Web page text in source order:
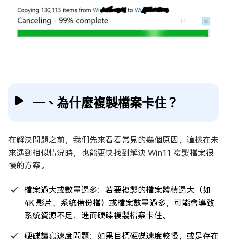
一、為什麼複製檔案卡住？
在解決問題之前，我們先來看看常見的幾個原因，這樣在未
來遇到相似情況時，也能更快找到解決 Win11 複製檔案很
慢的方案。
檔案過大或數量過多：若要複製的檔案體積過大（如
4K 影片、系統備份檔）或檔案數量過多，可能會導致
系統資源不足，進而硬碟複製檔案卡住。
硬碟讀寫速度問題：如果目標硬碟速度較慢，或是存在